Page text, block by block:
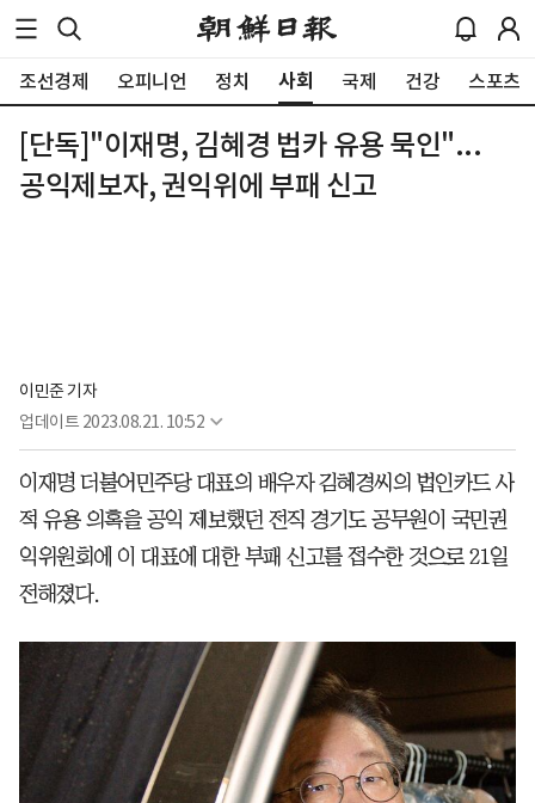
조선경제 오피니언 정치 사회 국제 건강 스포츠
[단독]"이재명, 김혜경 법카 유용 묵인"...
공익제보자, 권익위에 부패 신고
이민준 기자
업데이트 2023.08.21. 10:52
이재명 더불어민주당 대표의 배우자 김혜경씨의 법인카드 사
적 유용 의혹을 공익 제보했던 전직 경기도 공무원이 국민권
익위원회에 이 대표에 대한 부패 신고를 접수한 것으로 21일
전해졌다.